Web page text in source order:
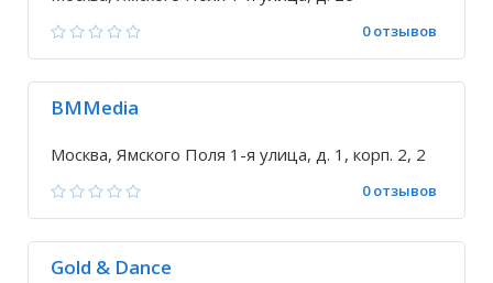
0 отзывов
BMMedia
Москва, Ямского Поля 1-я улица, д. 1, корп. 2, 2
0 отзывов
Gold & Dance